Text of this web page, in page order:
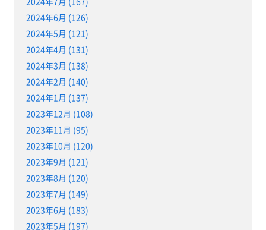
2024年6月 (126)
2024年5月 (121)
2024年4月 (131)
2024年3月 (138)
2024年2月 (140)
2024年1月 (137)
2023年12月 (108)
2023年11月 (95)
2023年10月 (120)
2023年9月 (121)
2023年8月 (120)
2023年7月 (149)
2023年6月 (183)
2023年5月 (197)